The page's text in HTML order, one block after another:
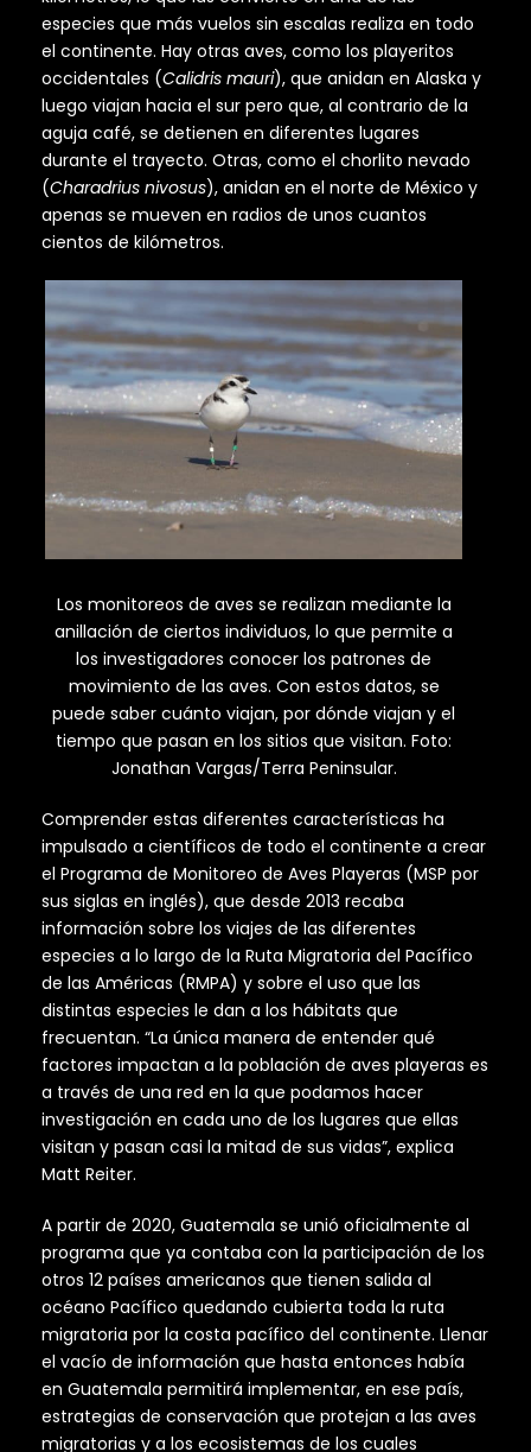
especies que más vuelos sin escalas realiza en todo
el continente. Hay otras aves, como los playeritos
occidentales (Calidris mauri), que anidan en Alaska y
luego viajan hacia el sur pero que, al contrario de la
aguja café, se detienen en diferentes lugares
durante el trayecto. Otras, como el chorlito nevado
(Charadrius nivosus), anidan en el norte de México y
apenas se mueven en radios de unos cuantos
cientos de kilómetros.
Los monitoreos de aves se realizan mediante la
anillación de ciertos individuos, lo que permite a
los investigadores conocer los patrones de
movimiento de las aves. Con estos datos, se
puede saber cuánto viajan, por dónde viajan y el
tiempo que pasan en los sitios que visitan. Foto:
Jonathan Vargas/Terra Peninsular.
Comprender estas diferentes características ha
impulsado a científicos de todo el continente a crear
el Programa de Monitoreo de Aves Playeras (MSP por
sus siglas en inglés), que desde 2013 recaba
información sobre los viajes de las diferentes
especies a lo largo de la Ruta Migratoria del Pacífico
de las Américas (RMPA) y sobre el uso que las
distintas especies le dan a los hábitats que
frecuentan. “La única manera de entender qué
factores impactan a la población de aves playeras es
a través de una red en la que podamos hacer
investigación en cada uno de los lugares que ellas
visitan y pasan casi la mitad de sus vidas”, explica
Matt Reiter.
A partir de 2020, Guatemala se unió oficialmente al
programa que ya contaba con la participación de los
otros 12 países americanos que tienen salida al
océano Pacífico quedando cubierta toda la ruta
migratoria por la costa pacífico del continente. Llenar
el vacío de información que hasta entonces había
en Guatemala permitirá implementar, en ese país,
estrategias de conservación que protejan a las aves
migratorias y a los ecosistemas de los cuales